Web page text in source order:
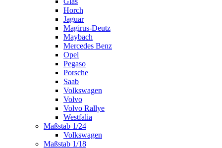
Horch
Jaguar
Magirus-Deutz
Maybach
Mercedes Benz
Opel
Pegaso
Porsche
Saab
Volkswagen
Volvo
Volvo Rallye
Westfalia
Maßstab 1/24
Volkswagen
Maßstab 1/18